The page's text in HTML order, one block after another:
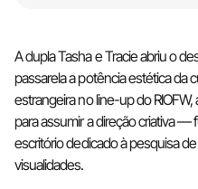
A dupla Tasha e Tracie abriu o
passarela a potência estética da
estrangeira no line-up do
para assumir a direção criativa
escritório dedicado à pesquisa
visualidades.